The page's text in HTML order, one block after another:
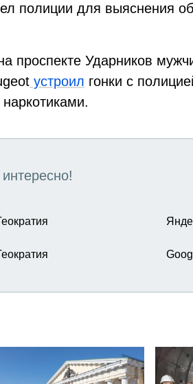
полиции для выяснения
проспекте Ударников
устроил гонки с